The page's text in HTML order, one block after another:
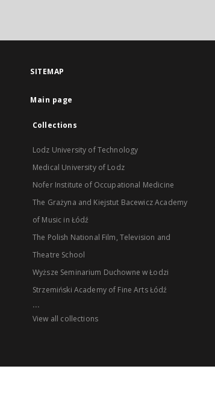
SITEMAP
Main page
Collections
Lodz University of Technology
Medical University of Lodz
Nofer Institute of Occupational Medicine
The Grażyna and Kiejstut Bacewicz Academy
of Music in Łódź
The Polish National Film, Television and
Theatre School
Wyższe Seminarium Duchowne w Łodzi
Strzemiński Academy of Fine Arts Łódź
...
View all collections